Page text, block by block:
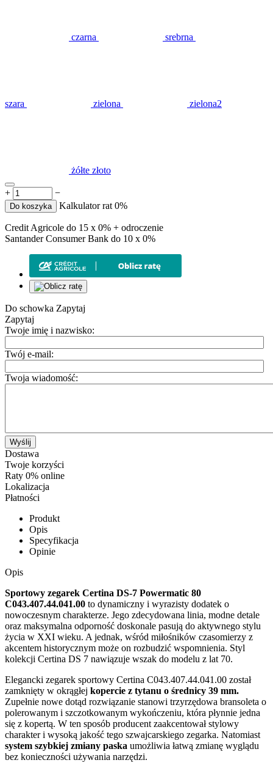
czarna srebrna
szara zielona zielona2
żółte złoto
+ −
Do koszyka Kalkulator rat 0%
Credit Agricole do 15 x 0% + odroczenie
Santander Consumer Bank do 10 x 0%
Do schowka Zapytaj
Zapytaj
Twoje imię i nazwisko:
Twój e-mail:
Twoja wiadomość:
Wyślij
Dostawa
Twoje korzyści
Raty 0% online
Lokalizacja
Płatności
Produkt
Opis
Specyfikacja
Opinie
Opis
Sportowy zegarek Certina DS-7 Powermatic 80
C043.407.44.041.00 to dynamiczny i wyrazisty dodatek o
nowoczesnym charakterze. Jego zdecydowana linia, modne detale
oraz maksymalna odporność doskonale pasują do aktywnego stylu
życia w XXI wieku. A jednak, wśród miłośników czasomierzy z
akcentem historycznym może on rozbudzić wspomnienia. Styl
kolekcji Certina DS 7 nawiązuje wszak do modelu z lat 70.
Elegancki zegarek sportowy Certina C043.407.44.041.00 został
zamknięty w okrągłej kopercie z tytanu o średnicy 39 mm.
Zupełnie nowe dotąd rozwiązanie stanowi trzyrzędowa bransoleta o
polerowanym i szczotkowanym wykończeniu, która płynnie jedna
się z kopertą. W ten sposób producent zaakcentował stylowy
charakter i wysoką jakość tego szwajcarskiego zegarka. Natomiast
system szybkiej zmiany paska umożliwia łatwą zmianę wyglądu
bez konieczności używania narzędzi.